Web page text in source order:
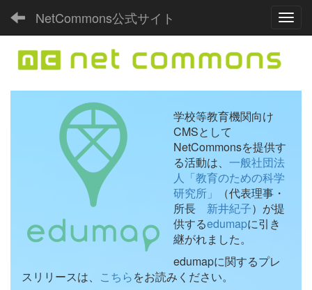
NetCommons公式サイト
学校等教育機関向け
CMSとして
NetCommonsを提供す
る活動は、 一般社団法
人「教育のための科学
研究所」
（代表理事・
所長 新井紀子）が提
供するedumapに引き
継がれました。
edumapに関するプレ
スリリースは、 こちらをお読みください。